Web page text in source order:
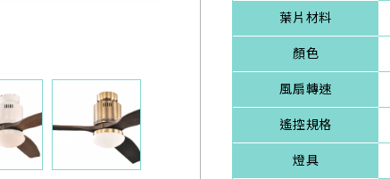
葉片材料
顏色
風扇轉速
遙控規格
燈具